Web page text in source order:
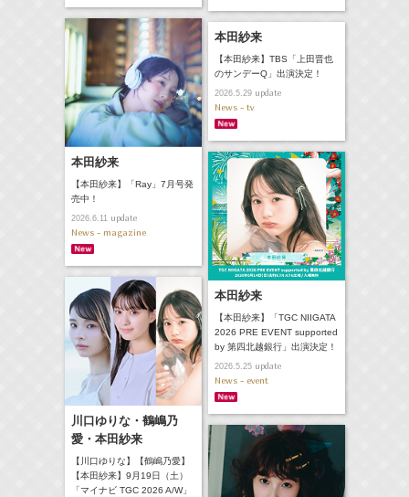
本田紗来
【本田紗来】「Ray」7月号発
売中！
2026.6.11update
News - magazine
本田紗来
【本田紗来】TBS「上田晋也
のサンデーQ」出演決定！
2026.5.29update
News - tv
本田紗来
【本田紗来】「TGC NIIGATA
2026 PRE EVENT supported
by 第四北越銀行」出演決定！
2026.5.25update
News - event
川口ゆりな・鶴嶋乃
愛・本田紗来
【川口ゆりな】【鶴嶋乃愛】
【本田紗来】9月19日（土）
「マイナビ TGC 2026 A/W」